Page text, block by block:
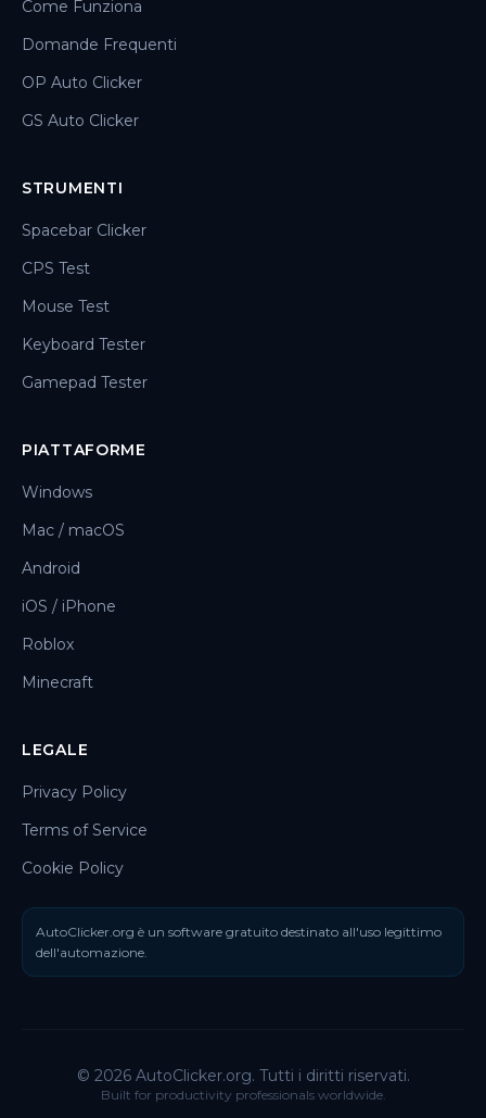
Come Funziona
Domande Frequenti
OP Auto Clicker
GS Auto Clicker
STRUMENTI
Spacebar Clicker
CPS Test
Mouse Test
Keyboard Tester
Gamepad Tester
PIATTAFORME
Windows
Mac / macOS
Android
iOS / iPhone
Roblox
Minecraft
LEGALE
Privacy Policy
Terms of Service
Cookie Policy
AutoClicker.org è un software gratuito destinato all'uso legittimo
dell'automazione.
© 2026 AutoClicker.org. Tutti i diritti riservati.
Built for productivity professionals worldwide.